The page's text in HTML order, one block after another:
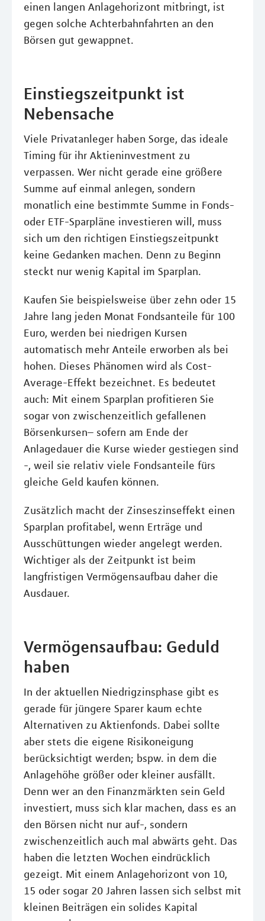
einen langen Anlagehorizont mitbringt, ist
gegen solche Achterbahnfahrten an den
Börsen gut gewappnet.
Einstiegszeitpunkt ist
Nebensache
Viele Privatanleger haben Sorge, das ideale
Timing für ihr Aktieninvestment zu
verpassen. Wer nicht gerade eine größere
Summe auf einmal anlegen, sondern
monatlich eine bestimmte Summe in Fonds-
oder ETF-Sparpläne investieren will, muss
sich um den richtigen Einstiegszeitpunkt
keine Gedanken machen. Denn zu Beginn
steckt nur wenig Kapital im Sparplan.
Kaufen Sie beispielsweise über zehn oder 15
Jahre lang jeden Monat Fondsanteile für 100
Euro, werden bei niedrigen Kursen
automatisch mehr Anteile erworben als bei
hohen. Dieses Phänomen wird als Cost-
Average-Effekt bezeichnet. Es bedeutet
auch: Mit einem Sparplan profitieren Sie
sogar von zwischenzeitlich gefallenen
Börsenkursen– sofern am Ende der
Anlagedauer die Kurse wieder gestiegen sind
-, weil sie relativ viele Fondsanteile fürs
gleiche Geld kaufen können.
Zusätzlich macht der Zinseszinseffekt einen
Sparplan profitabel, wenn Erträge und
Ausschüttungen wieder angelegt werden.
Wichtiger als der Zeitpunkt ist beim
langfristigen Vermögensaufbau daher die
Ausdauer.
Vermögensaufbau: Geduld
haben
In der aktuellen Niedrigzinsphase gibt es
gerade für jüngere Sparer kaum echte
Alternativen zu Aktienfonds. Dabei sollte
aber stets die eigene Risikoneigung
berücksichtigt werden; bspw. in dem die
Anlagehöhe größer oder kleiner ausfällt.
Denn wer an den Finanzmärkten sein Geld
investiert, muss sich klar machen, dass es an
den Börsen nicht nur auf-, sondern
zwischenzeitlich auch mal abwärts geht. Das
haben die letzten Wochen eindrücklich
gezeigt. Mit einem Anlagehorizont von 10,
15 oder sogar 20 Jahren lassen sich selbst mit
kleinen Beiträgen ein solides Kapital